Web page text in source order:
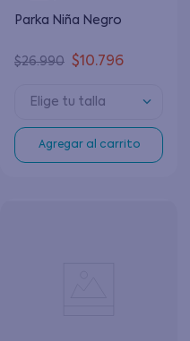
Parka Niña Negro
$26.990 $10.796
Elige tu talla
Agregar al carrito